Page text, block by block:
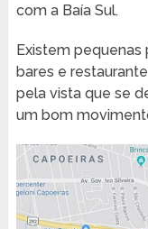
com a Baía Sul.
Existem pequenas
bares e
pela vista que se
um bom